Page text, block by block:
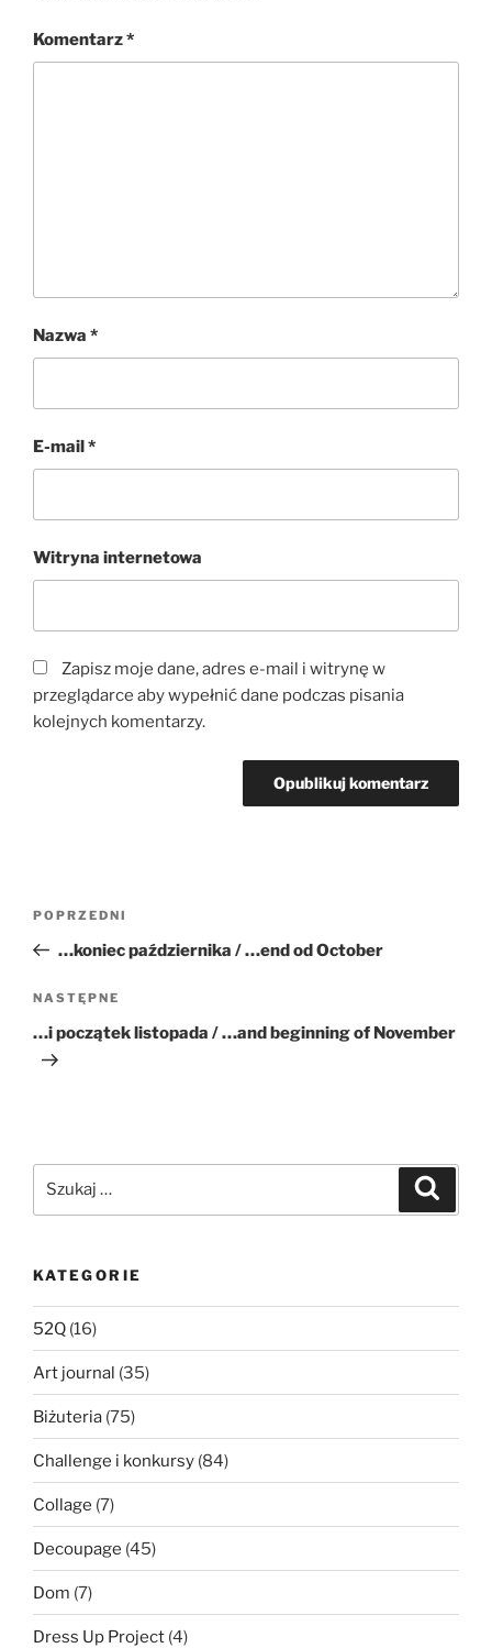
Komentarz*
Nazwa *
E-mail*
Witryna internetowa
Zapisz moje dane, adres e-mail i witrynę w
przeglądarce aby wypełnić dane podczas pisania
kolejnych komentarzy.
Poprzedni
wpis
POPRZEDNI
…koniec października / …end od October
Następny
wpis
NASTĘPNE
…i początek listopada / …and beginning of November
KATEGORIE
52Q (16)
Art journal (35)
Biżuteria (75)
Challenge i konkursy (84)
Collage (7)
Decoupage (45)
Dom (7)
Dress Up Project (4)